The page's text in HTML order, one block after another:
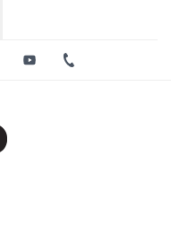
Twitter Youtube